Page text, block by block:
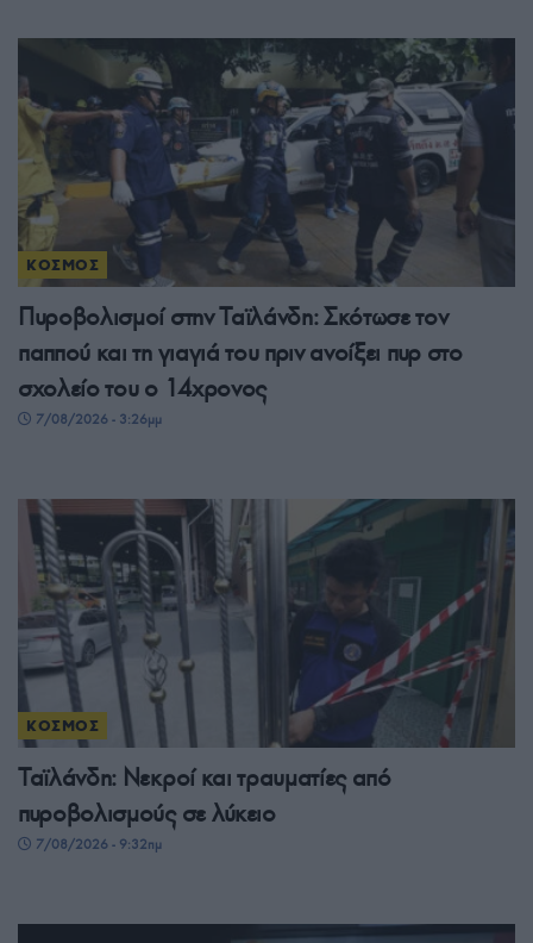
ΚΟΣΜΟΣ
Πυροβολισμοί στην Ταϊλάνδη: Σκότωσε τον
παππού και τη γιαγιά του πριν ανοίξει πυρ στο
σχολείο του ο 14χρονος
7/08/2026 - 3:26μμ
ΚΟΣΜΟΣ
Ταϊλάνδη: Νεκροί και τραυματίες από
πυροβολισμούς σε λύκειο
7/08/2026 - 9:32πμ